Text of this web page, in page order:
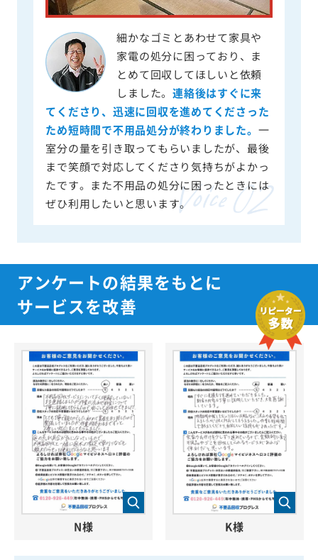
細かなゴミとあわせて家具や
家電の処分に困っており、ま
とめて回収してほしいと依頼
しました。連絡後はすぐに来
てくださり、迅速に回収を進めてくださった
ため短時間で不用品処分が終わりました。 一
室分の量を引き取ってもらいましたが、最後
まで笑顔で対応してくださり気持ちがよかっ
たです。また不用品の処分に困ったときには
ぜひ利用したいと思います。
アンケートの結果をもとに
サービスを改善
N様 K様